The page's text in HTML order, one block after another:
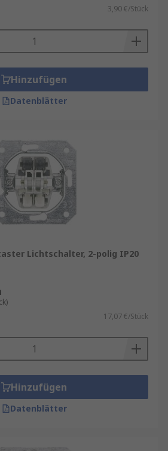
3,90 €/Stück
Hinzufügen
Datenblätter
Lichtschalter, 2-polig IP20
17,07 €/Stück
Hinzufügen
Datenblätter